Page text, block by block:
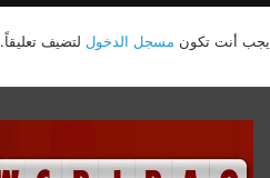
يجب أنت تكون مسجل الدخول لتضيف تعليقاً.